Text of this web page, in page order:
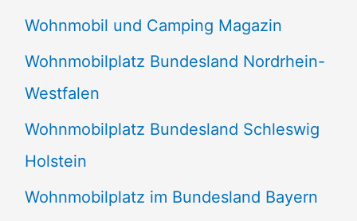
Wohnmobil und Camping Magazin
Wohnmobilplatz Bundesland Nordrhein-
Westfalen
Wohnmobilplatz Bundesland Schleswig
Holstein
Wohnmobilplatz im Bundesland Bayern